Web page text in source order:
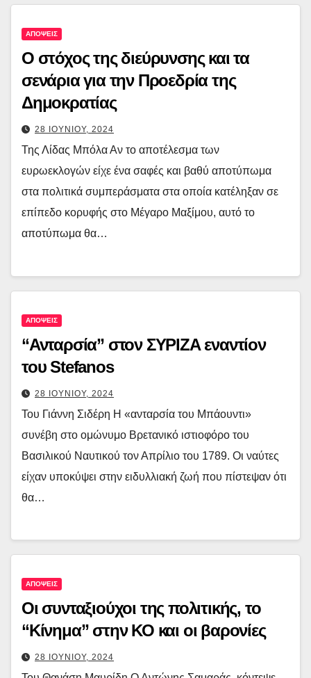
ΑΠΟΨΕΙΣ
Ο στόχος της διεύρυνσης και τα
σενάρια για την Προεδρία της
Δημοκρατίας
28 ΙΟΥΝΙΟΥ, 2024
Της Λίδας Μπόλα Αν το αποτέλεσμα των
ευρωεκλογών είχε ένα σαφές και βαθύ αποτύπωμα
στα πολιτικά συμπεράσματα στα οποία κατέληξαν σε
επίπεδο κορυφής στο Μέγαρο Μαξίμου, αυτό το
αποτύπωμα θα…
ΑΠΟΨΕΙΣ
“Ανταρσία” στον ΣΥΡΙΖΑ εναντίον
του Stefanos
28 ΙΟΥΝΙΟΥ, 2024
Του Γιάννη Σιδέρη Η «ανταρσία του Μπάουντι»
συνέβη στο ομώνυμο Βρετανικό ιστιοφόρο του
Βασιλικού Ναυτικού τον Απρίλιο του 1789. Οι ναύτες
είχαν υποκύψει στην ειδυλλιακή ζωή που πίστεψαν ότι
θα…
ΑΠΟΨΕΙΣ
Οι συνταξιούχοι της πολιτικής, το
“Κίνημα” στην ΚΟ και οι βαρονίες
28 ΙΟΥΝΙΟΥ, 2024